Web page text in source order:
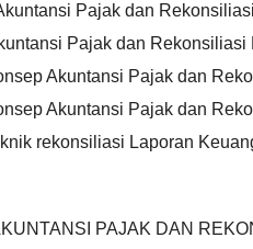
Pajak dan
Pajak dan Rekonsiliasi
Akuntansi Pajak dan
Akuntansi Pajak dan
rekonsiliasi Laporan
PAJAK DAN